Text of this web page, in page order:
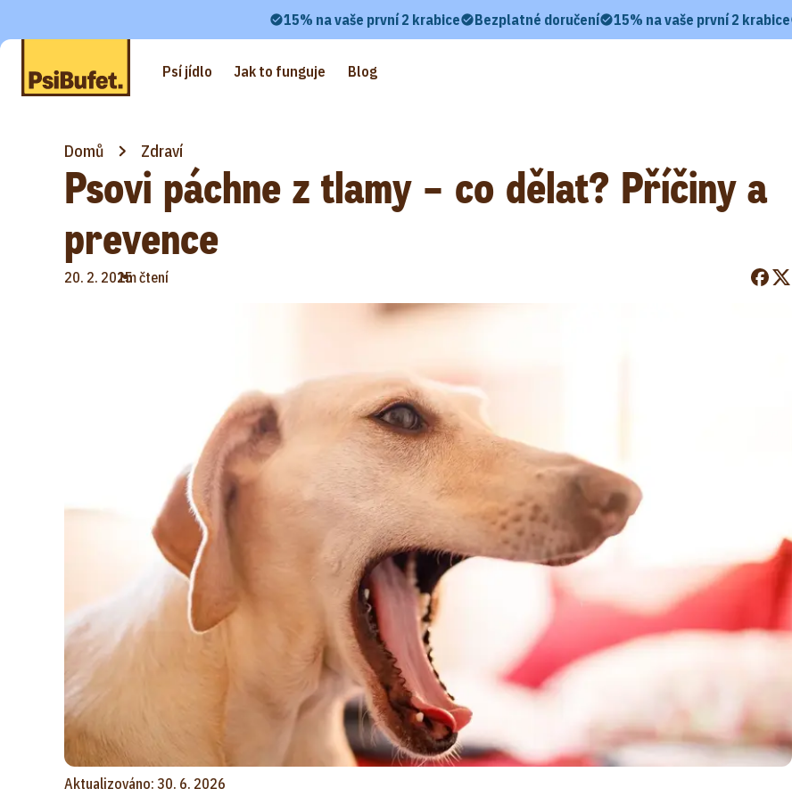
15% na vaše první 2 krabice Bezplatné doručení 15% na vaše první 2 krabice
Psí jídlo Jak to funguje Blog
Domů Zdraví
Psovi páchne z tlamy – co dělat? Příčiny a
prevence
20. 2. 2025
•
1m čtení
Aktualizováno: 30. 6. 2026